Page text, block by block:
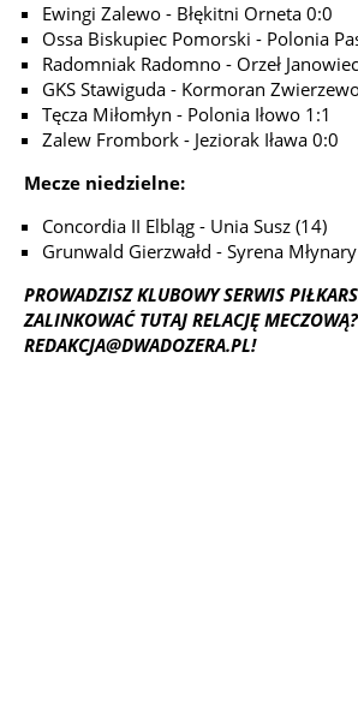
Ewingi Zalewo - Błękitni Orneta 0:0
Ossa Biskupiec Pomorski - Polonia
Radomniak Radomno - Orzeł
GKS Stawiguda - Kormoran
Tęcza Miłomłyn - Polonia Iłowo 1:1
Zalew Frombork - Jeziorak Iława 0:0
Mecze niedzielne:
Concordia II Elbląg - Unia Susz (14)
Grunwald Gierzwałd - Syrena
PROWADZISZKLUBOWYSERWIS
ZALINKOWAĆ TUTAJ RELACJĘ
REDAKCJA@DWADOZERA.PL!